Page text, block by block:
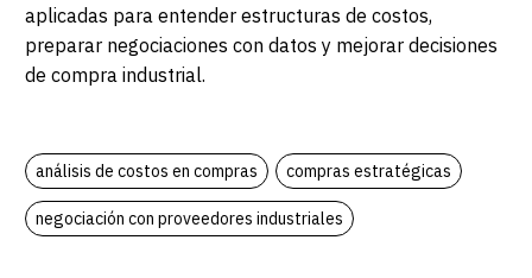
aplicadas para entender estructuras de costos,
preparar negociaciones con datos y mejorar decisiones
de compra industrial.
análisis de costos en compras compras estratégicas
negociación con proveedores industriales